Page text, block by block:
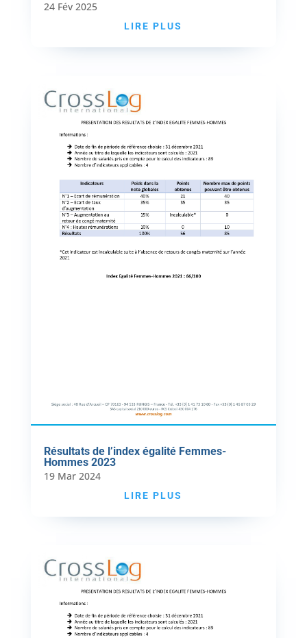
24 Fév 2025
LIRE PLUS
Résultats de l’index égalité Femmes-
Hommes 2023
19 Mar 2024
LIRE PLUS